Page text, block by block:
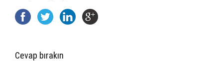
Cevap bırakın